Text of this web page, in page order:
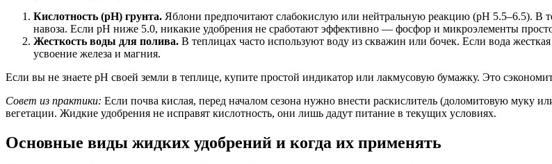
Кислотность (pH) грунта. Яблони предпочитают слабокислую или нейтральную реакцию (pH 5.5–6.5). В
навоза. Если pH ниже 5.0, никакие удобрения не сработают эффективно — фосфор и микроэлементы
Жесткость воды для полива. В теплицах часто используют воду из скважин или бочек. Если вода
усвоение железа и магния.
Если вы не знаете pH своей земли в теплице, купите простой индикатор или лакмусовую бумажку. Это
Совет из практики: Если почва кислая, перед началом сезона нужно внести раскислитель (доломитовую муку
вегетации. Жидкие удобрения не исправят кислотность, они лишь дадут питание в текущих условиях.
Основные виды жидких удобрений и когда их применять